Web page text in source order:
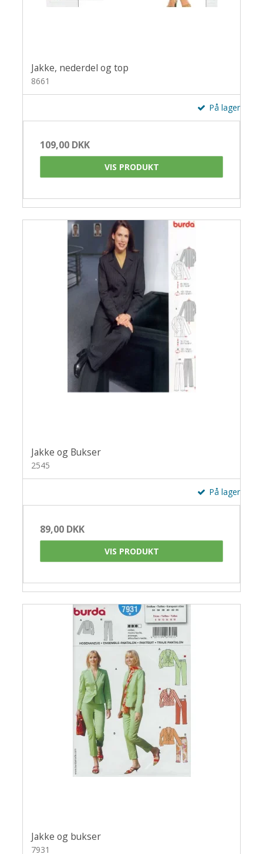
Jakke, nederdel og top
8661
På lager
109,00 DKK
VIS PRODUKT
Jakke og Bukser
2545
På lager
89,00 DKK
VIS PRODUKT
Jakke og bukser
7931